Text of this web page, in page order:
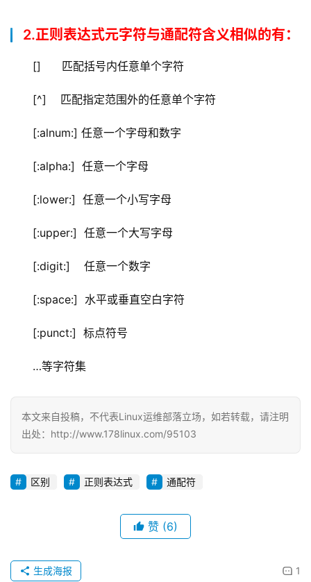
2.正则表达式元字符与通配符含义相似的有：
[]      匹配括号内任意单个字符
[^]    匹配指定范围外的任意单个字符
[:alnum:] 任意一个字母和数字
[:alpha:]  任意一个字母
[:lower:]  任意一个小写字母
[:upper:]  任意一个大写字母
[:digit:]    任意一个数字
[:space:]  水平或垂直空白字符
[:punct:]  标点符号
…等字符集
本文来自投稿，不代表Linux运维部落立场，如若转载，请注明
出处：http://www.178linux.com/95103
区别 正则表达式 通配符
赞 (6)
1
生成海报